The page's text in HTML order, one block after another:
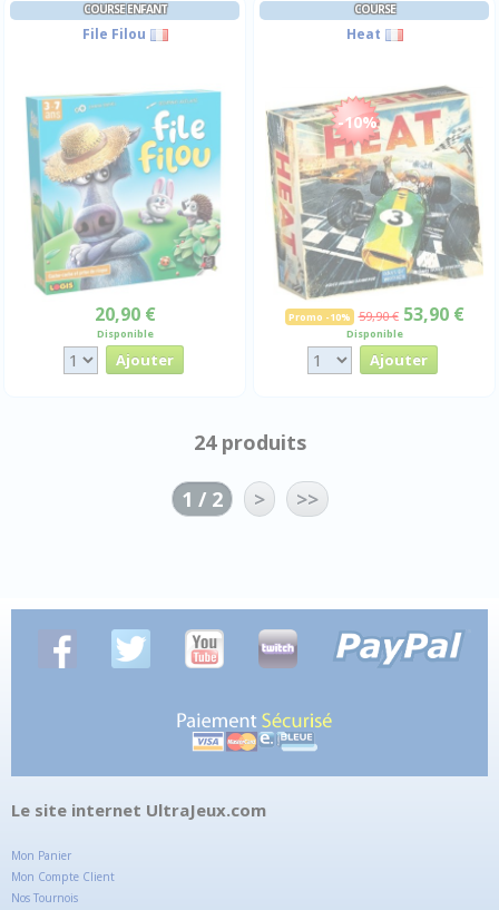
COURSE ENFANT
File Filou
20,90 €
Disponible
COURSE
Heat
-10%
Promo -10% 59,90 € 53,90 €
Disponible
24 produits
1 / 2 > >>
Le site internet UltraJeux.com
Mon Panier
Mon Compte Client
Nos Tournois